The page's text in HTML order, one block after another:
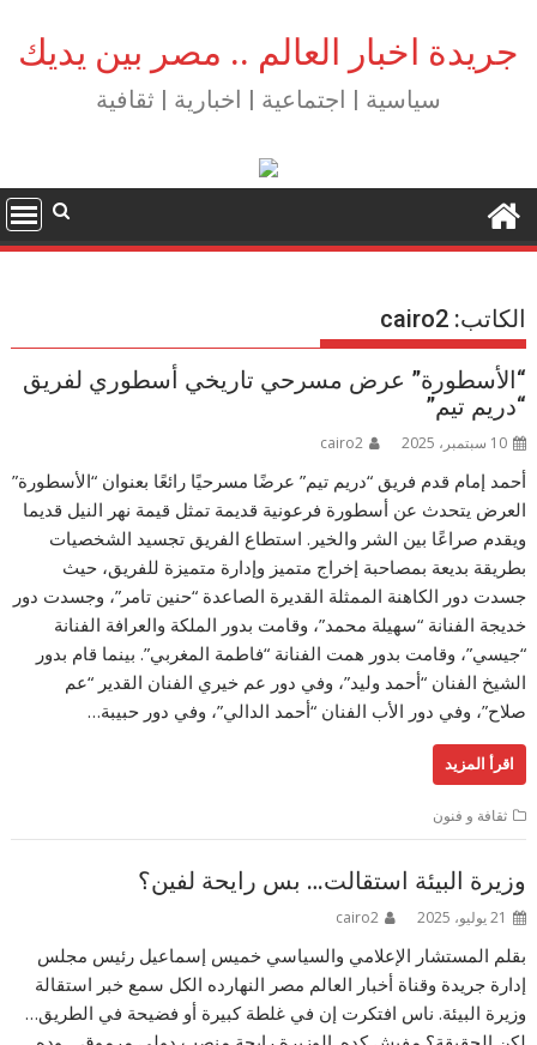
content
جريدة اخبار العالم .. مصر بين يديك
سياسية | اجتماعية | اخبارية | ثقافية
الكاتب:cairo2
“الأسطورة” عرض مسرحي تاريخي أسطوري لفريق
“دريم تيم”
10 سبتمبر، 2025 cairo2
أحمد إمام قدم فريق “دريم تيم” عرضًا مسرحيًا رائعًا بعنوان “الأسطورة”
العرض يتحدث عن أسطورة فرعونية قديمة تمثل قيمة نهر النيل قديما
ويقدم صراعًا بين الشر والخير. استطاع الفريق تجسيد الشخصيات
بطريقة بديعة بمصاحبة إخراج متميز وإدارة متميزة للفريق، حيث
جسدت دور الكاهنة الممثلة القديرة الصاعدة “حنين تامر”، وجسدت دور
خديجة الفنانة “سهيلة محمد”، وقامت بدور الملكة والعرافة الفنانة
“جيسي”، وقامت بدور همت الفنانة “فاطمة المغربي”. بينما قام بدور
الشيخ الفنان “أحمد وليد”، وفي دور عم خيري الفنان القدير “عم
صلاح”، وفي دور الأب الفنان “أحمد الدالي”، وفي دور حبيبة…
اقرأ المزيد
ثقافة و فنون
وزيرة البيئة استقالت… بس رايحة لفين؟
21 يوليو، 2025 cairo2
بقلم المستشار الإعلامي والسياسي خميس إسماعيل رئيس مجلس
إدارة جريدة وقناة أخبار العالم مصر النهارده الكل سمع خبر استقالة
وزيرة البيئة. ناس افتكرت إن في غلطة كبيرة أو فضيحة في الطريق…